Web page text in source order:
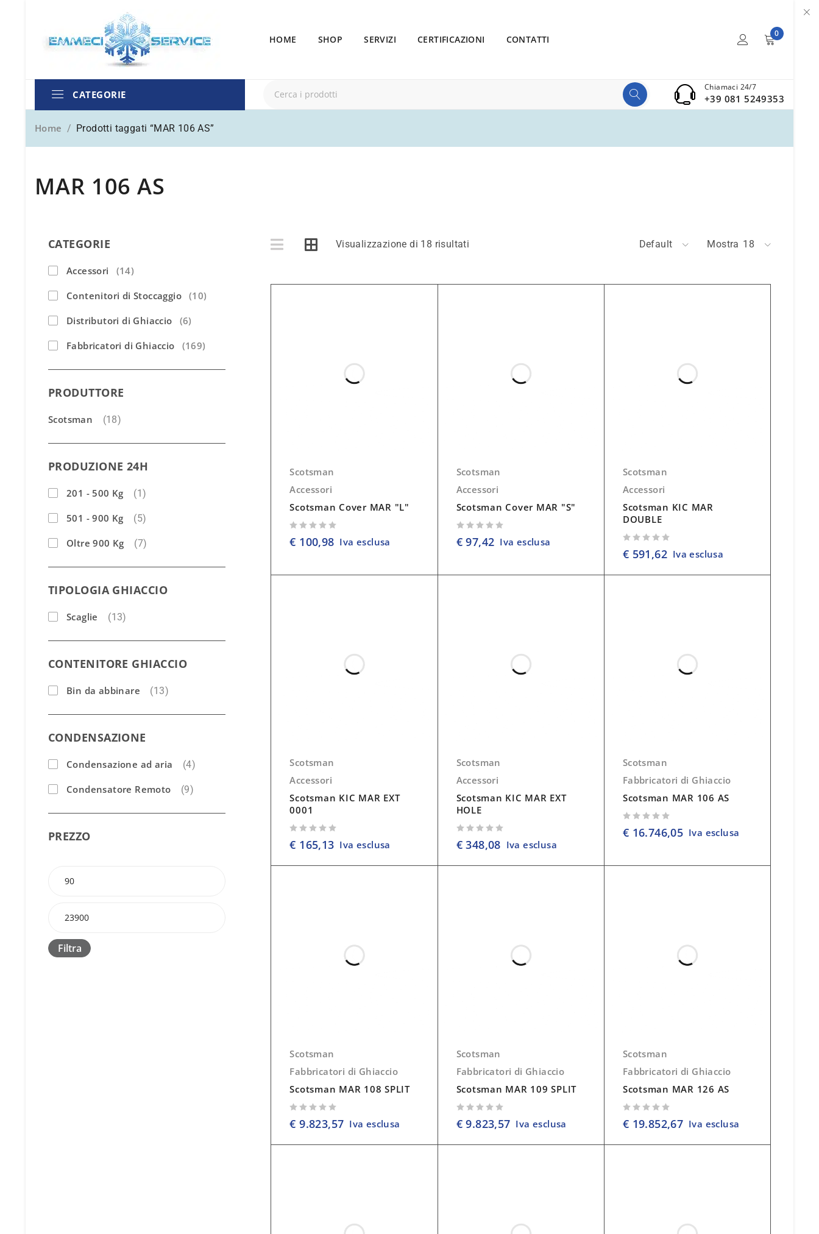
HOME SHOP SERVIZI CERTIFICAZIONI CONTATTI
0
CATEGORIE
Chiamaci 24/7
+39 081 5249353
MAR 106 AS
Home / Prodotti taggati “MAR 106 AS”
CATEGORIE
Accessori (14)
Contenitori di Stoccaggio (10)
Distributori di Ghiaccio (6)
Fabbricatori di Ghiaccio (169)
PRODUTTORE
Scotsman (18)
PRODUZIONE 24H
201 - 500 Kg (1)
501 - 900 Kg (5)
Oltre 900 Kg (7)
TIPOLOGIA GHIACCIO
Scaglie (13)
CONTENITORE GHIACCIO
Bin da abbinare (13)
CONDENSAZIONE
Condensazione ad aria (4)
Condensatore Remoto (9)
PREZZO
Filtra
Visualizzazione di 18 risultati Default Mostra 18
Scotsman
Accessori
Scotsman Cover MAR "L"
€ 100,98 Iva esclusa
Scotsman
Accessori
Scotsman Cover MAR "S"
€97,42 Iva esclusa
Scotsman
Accessori
Scotsman KIC MAR
DOUBLE
€ 591,62Iva esclusa
Scotsman
Accessori
Scotsman KIC MAR EXT
0001
€ 165,13 Iva esclusa
Scotsman
Accessori
Scotsman KIC MAR EXT
HOLE
€348,08 Iva esclusa
Scotsman
Fabbricatori di Ghiaccio
Scotsman MAR 106 AS
€ 16.746,05 Iva esclusa
Scotsman
Fabbricatori di Ghiaccio
Scotsman MAR 108 SPLIT
€ 9.823,57 Iva esclusa
Scotsman
Fabbricatori di Ghiaccio
Scotsman MAR 109 SPLIT
€9.823,57 Iva esclusa
Scotsman
Fabbricatori di Ghiaccio
Scotsman MAR 126 AS
€ 19.852,67 Iva esclusa